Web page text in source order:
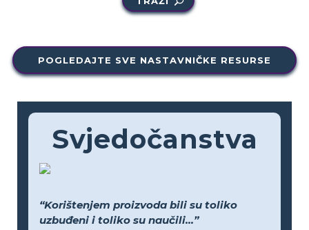
POGLEDAJTE SVE NASTAVNIČKE RESURSE
Svjedočanstva
“Korištenjem proizvoda bili su toliko
uzbuđeni i toliko su naučili...”